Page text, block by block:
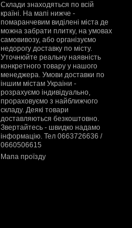
Склади знаходяться по всій
країні. На мапі нижче -
помаранчевим виділені міста де
можна забрати плитку, на умовах
самовивозу, або організуємо
недорогу доставку по місту.
Уточнюйте реальну наявність
конкретного товару у нашого
менеджера. Умови доставки по
іншим містам Украіни -
розрахуємо індивідуально,
прораховуємо з найближчого
складу. Деякі товари
доставляються безкоштовно.
Звертайтесь - швидко надамо
інформацію. Тел 0663726636 /
0660506615
Мапа проїзду